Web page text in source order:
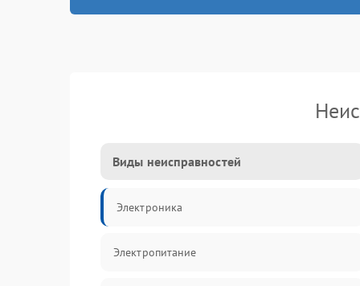
Виды неисправностей
Электроника
Электропитание